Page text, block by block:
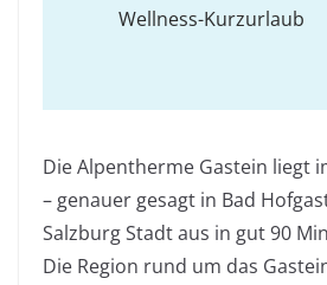
Wellness-Kurzurlaub
Die Alpentherme Gastein liegt
– genauer gesagt in Bad
Salzburg Stadt aus in gut 90
Die Region rund um das